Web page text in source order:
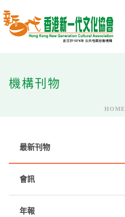
機構刊物
HOME
最新刊物
會訊
年報